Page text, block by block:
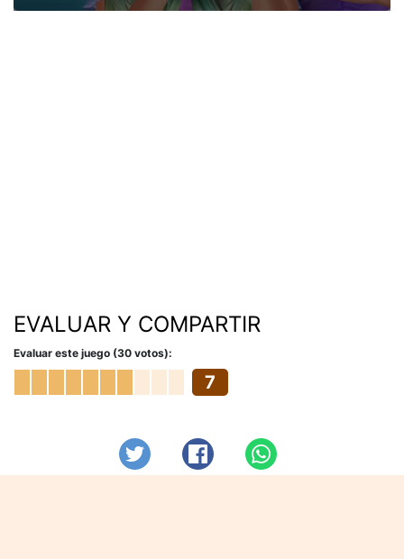
EVALUAR Y COMPARTIR
Evaluar este juego (30 votos):
7